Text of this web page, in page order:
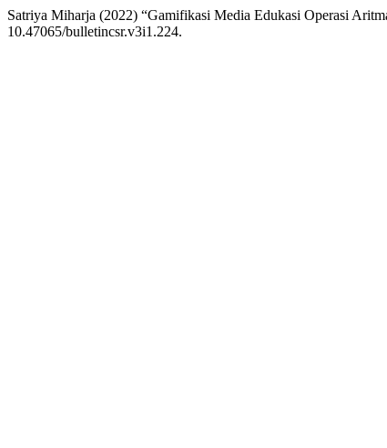
Satriya Miharja (2022) “Gamifikasi Media Edukasi Operasi
10.47065/bulletincsr.v3i1.224.